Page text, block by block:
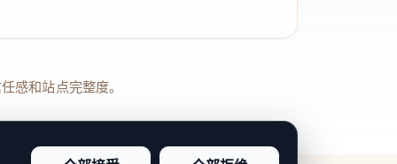
感和站点完整度。